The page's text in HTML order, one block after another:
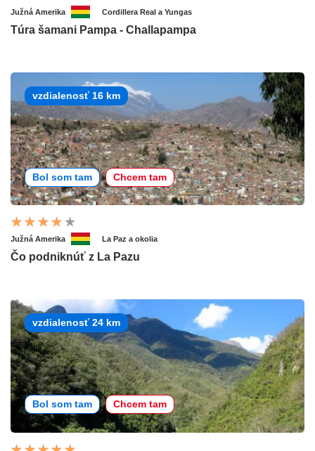
Južná Amerika Cordillera Real a Yungas
Túra šamani Pampa - Challapampa
vzdialenosť 16 km
Bol som tam Chcem tam
Južná Amerika La Paz a okolia
Čo podniknúť z La Pazu
vzdialenosť 24 km
Bol som tam Chcem tam